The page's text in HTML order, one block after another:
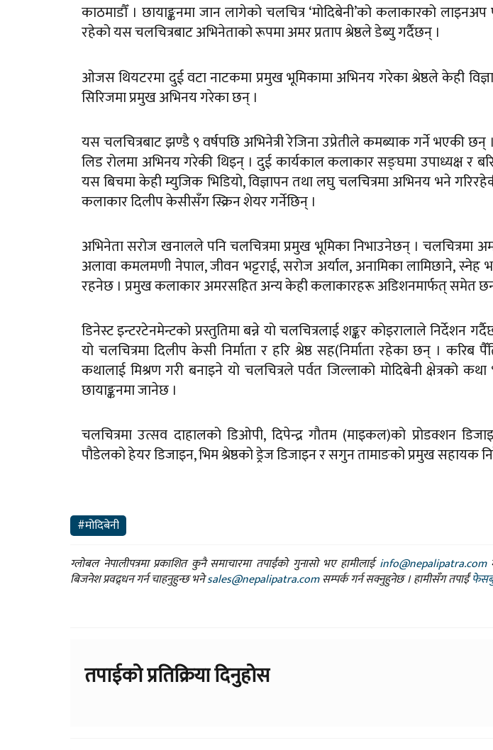
काठमाडौँ । छायाङ्कनमा जान लागेको चलचित्र ‘मोदिबेनी’को कलाकारको
रहेको यस चलचित्रबाट अभिनेताको रूपमा अमर प्रताप श्रेष्ठले डेब्यु गर्दैछन् ।
ओजस थियटरमा दुई वटा नाटकमा प्रमुख भूमिकामा अभिनय गरेका श्रेष्ठले केही
सिरिजमा प्रमुख अभिनय गरेका छन् ।
यस चलचित्रबाट झण्डै ९ वर्षपछि अभिनेत्री रेजिना उप्रेतीले कमब्याक गर्ने भएकी
लिड रोलमा अभिनय गरेकी थिइन् । दुई कार्यकाल कलाकार सङ्घमा उपाध्यक्ष र
यस बिचमा केही म्युजिक भिडियो, विज्ञापन तथा लघु चलचित्रमा अभिनय भने
कलाकार दिलीप केसीसँग स्क्रिन शेयर गर्नेछिन् ।
अभिनेता सरोज खनालले पनि चलचित्रमा प्रमुख भूमिका निभाउनेछन् । चलचित्रमा
अलावा कमलमणी नेपाल, जीवन भट्टराई, सरोज अर्याल, अनामिका लामिछाने, स्नेह
रहनेछ । प्रमुख कलाकार अमरसहित अन्य केही कलाकारहरू अडिशनमार्फत् समेत
डिनेस्ट इन्टरटेनमेन्टको प्रस्तुतिमा बन्ने यो चलचित्रलाई शङ्कर कोइरालाले निर्देशन
यो चलचित्रमा दिलीप केसी निर्माता र हरि श्रेष्ठ सह(निर्माता रहेका छन् ।
कथालाई मिश्रण गरी बनाइने यो चलचित्रले पर्वत जिल्लाको मोदिबेनी क्षेत्रको
छायाङ्कनमा जानेछ ।
चलचित्रमा उत्सव दाहालको डिओपी, दिपेन्द्र गौतम (माइकल)को प्रोडक्शन
पौडेलको हेयर डिजाइन, भिम श्रेष्ठको ड्रेज डिजाइन र सगुन तामाङको प्रमुख सहायक
#मोदिबेनी
ग्लोबल नेपालीपत्रमा प्रकाशित कुनै समाचारमा तपाईंको गुनासो भए हामीलाईinfo@nepalipatra.com
बिजनेश प्रवद्र्धन गर्न चाहनुहुन्छ भनेsales@nepalipatra.comसम्पर्क गर्न सक्नुहुनेछ । हामीसँग तपाईं
तपाईको प्रतिक्रिया दिनुहोस